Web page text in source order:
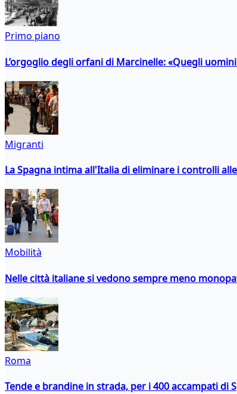
Primo piano
L’orgoglio degli orfani di Marcinelle: «Quegli
Migranti
La Spagna intima all'Italia di eliminare i controlli
Mobilità
Nelle città italiane si vedono sempre meno
Roma
Tende e brandine in strada, per i 400 accampati di